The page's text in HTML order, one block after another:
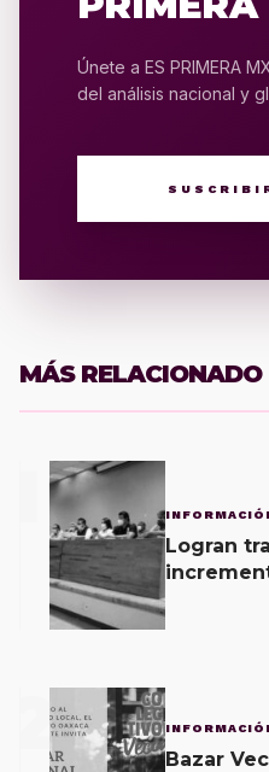
Únete a ES PRIMERA
del análisis nacional y
MÁS RELACIONADO
Logran
2
Bazar